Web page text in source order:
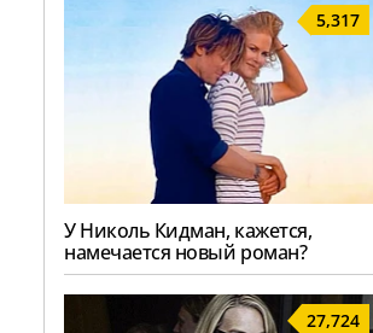
5,317
У Николь Кидман, кажется,
намечается новый роман?
27,724